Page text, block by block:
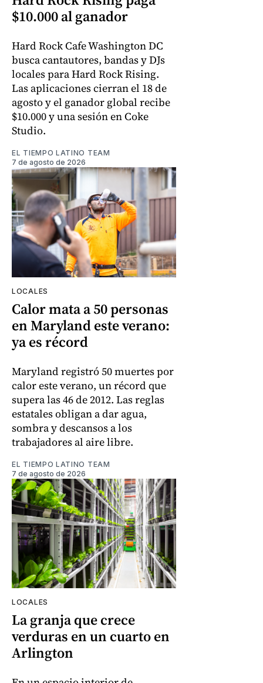
$10.000 al ganador
Hard Rock Cafe Washington DC
busca cantautores, bandas y DJs
locales para Hard Rock Rising.
Las aplicaciones cierran el 18 de
agosto y el ganador global recibe
$10.000 y una sesión en Coke
Studio.
EL TIEMPO LATINO TEAM
7 de agosto de 2026
LOCALES
Calor mata a 50 personas
en Maryland este verano:
ya es récord
Maryland registró 50 muertes por
calor este verano, un récord que
supera las 46 de 2012. Las reglas
estatales obligan a dar agua,
sombra y descansos a los
trabajadores al aire libre.
EL TIEMPO LATINO TEAM
7 de agosto de 2026
LOCALES
La granja que crece
verduras en un cuarto en
Arlington